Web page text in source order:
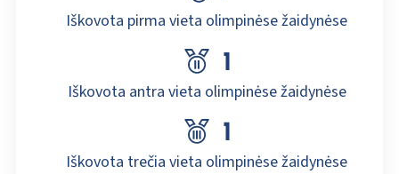
Iškovota pirma vieta olimpinėse žaidynėse
Iškovota antra vieta olimpinėse žaidynėse
Iškovota trečia vieta olimpinėse žaidynėse